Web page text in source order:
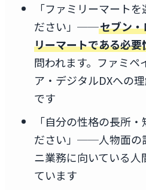
「ファミリーマート
ださい」──セブン
リーマートである必
問われます。ファミペ
ア・デジタルDXへの
です
「自分の性格の長所
ださい」──人物面の
ニ業務に向いている
ています